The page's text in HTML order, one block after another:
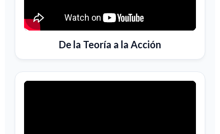
De la Teoría a la Acción